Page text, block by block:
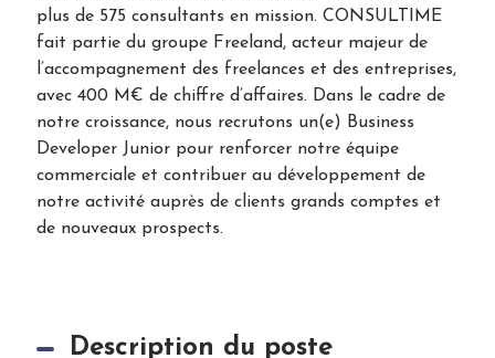
plus de 575 consultants en mission. CONSULTIME
fait partie du groupe Freeland, acteur majeur de
l’accompagnement des freelances et des entreprises,
avec 400 M€ de chiffre d’affaires. Dans le cadre de
notre croissance, nous recrutons un(e) Business
Developer Junior pour renforcer notre équipe
commerciale et contribuer au développement de
notre activité auprès de clients grands comptes et
de nouveaux prospects.
Description du poste